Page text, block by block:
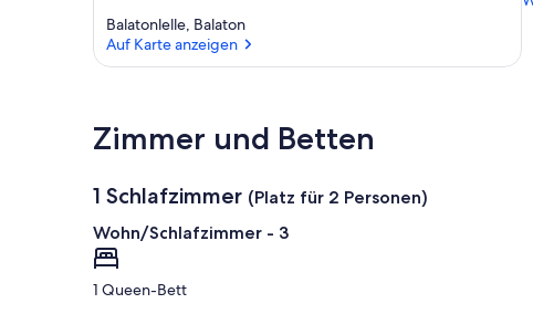
Balatonlelle, Balaton
Auf Karte anzeigen
Zimmer und Betten
1 Schlafzimmer (Platz für 2 Personen)
Wohn/Schlafzimmer - 3
1 Queen-Bett